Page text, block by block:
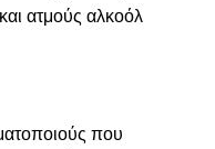
ατμούς αλκοόλ
που